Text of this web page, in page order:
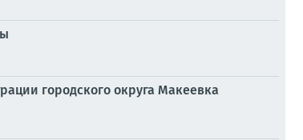
городского округа Макеевка